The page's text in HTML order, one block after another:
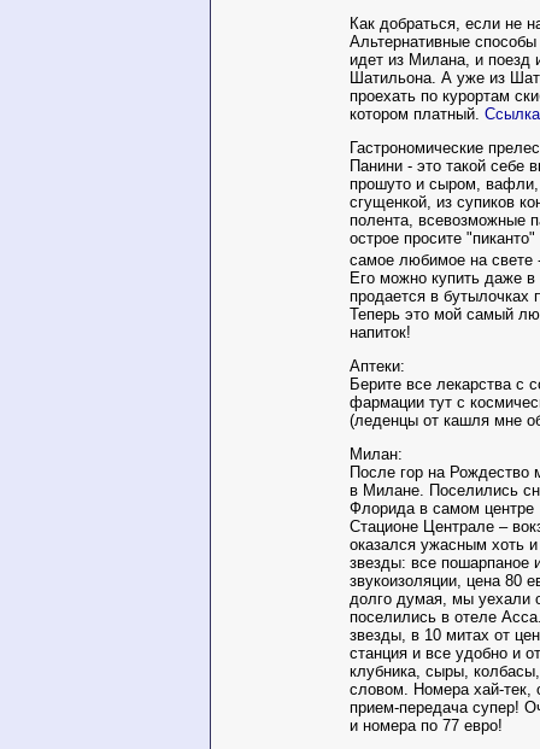
Как добраться, если не
Альтернативные
идет из Милана, и поезд
Шатильона. А уже из
проехать по курортам
котором платный. Ссылка
Гастрономические
Панини - это такой себе
прошуто и сыром, вафли,
сгущенкой, из супиков
полента, всевозможные
острое просите
самое любимое на
Его можно купить даже в
продается в бутылочках
Теперь это мой самый
напиток!
Аптеки:
Берите все лекарства с
фармации тут с
(леденцы от кашля мне
Милан:
После гор на Рождество
в Милане. Поселились
Флорида в самом центре
Стационе Централе –
оказался ужасным хоть
звезды: все пошарпаное
звукоизоляции, цена 80
долго думая, мы уехали
поселились в отеле
звезды, в 10 митах от
станция и все удобно и
клубника, сыры,
словом. Номера хай-тек,
прием-передача супер!
и номера по 77 евро!